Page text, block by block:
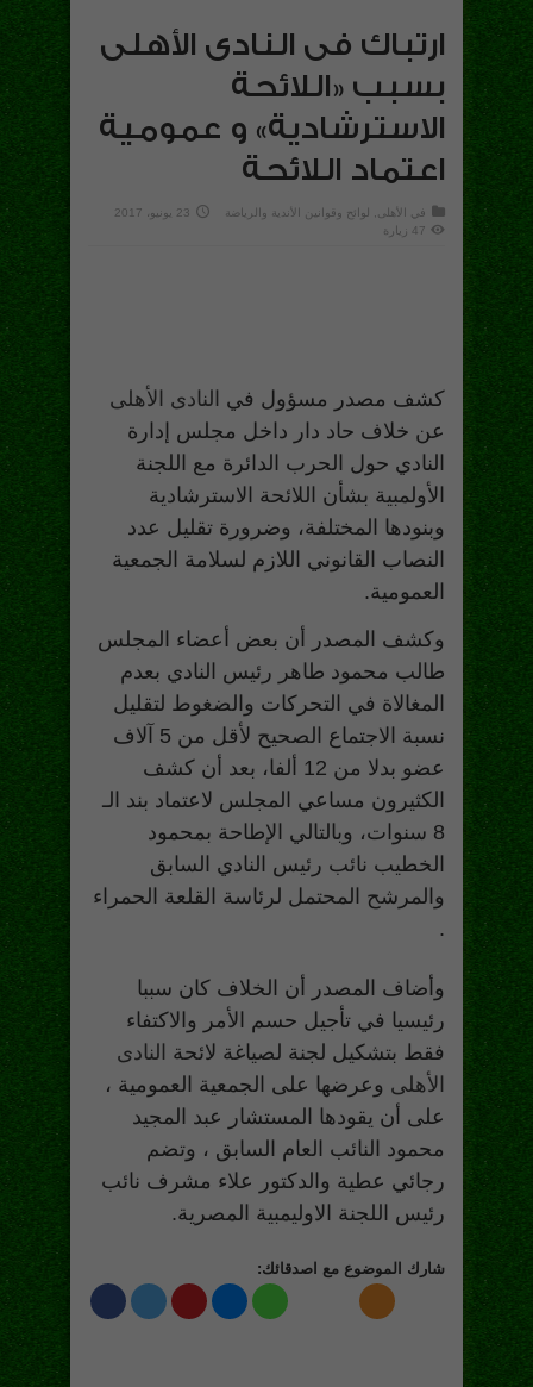
ارتباك فى النادى الأهلى
بسبب «اللائحة
الاسترشادية» و عمومية
اعتماد اللائحة
في الأهلى لوائح وقوانين الأندية والرياضة
23 يونيو، 2017
47 زيارة
كشف مصدر مسؤول في النادى الأهلى
عن خلاف حاد دار داخل مجلس إدارة
النادي حول الحرب الدائرة مع اللجنة
الأولمبية بشأن اللائحة الاسترشادية
وبنودها المختلفة، وضرورة تقليل عدد
النصاب القانوني اللازم لسلامة الجمعية
العمومية.
وكشف المصدر أن بعض أعضاء المجلس
طالب محمود طاهر رئيس النادي بعدم
المغالاة في التحركات والضغوط لتقليل
نسبة الاجتماع الصحيح لأقل من 5 آلاف
عضو بدلا من 12 ألفا، بعد أن كشف
الكثيرون مساعي المجلس لاعتماد بند الـ
8 سنوات، وبالتالي الإطاحة بمحمود
الخطيب نائب رئيس النادي السابق
والمرشح المحتمل لرئاسة القلعة الحمراء
.
وأضاف المصدر أن الخلاف كان سببا
رئيسيا في تأجيل حسم الأمر والاكتفاء
فقط بتشكيل لجنة لصياغة لائحة النادى
الأهلى وعرضها على الجمعية العمومية ،
على أن يقودها المستشار عبد المجيد
محمود النائب العام السابق ، وتضم
رجائي عطية والدكتور علاء مشرف نائب
رئيس اللجنة الاوليمبية المصرية.
شارك الموضوع مع اصدقائك: